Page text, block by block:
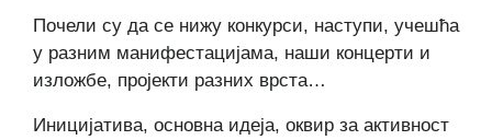
Почели су да се нижу конкурси, наступи, учешћа
у разним манифестацијама, наши концерти и
изложбе, пројекти разних врста…
Иницијатива, основна идеја, оквир за активност